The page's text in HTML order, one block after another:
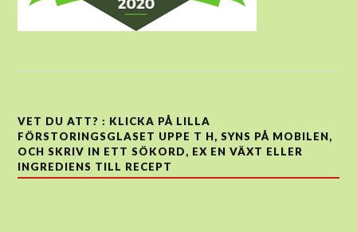
VET DU ATT? : KLICKA PÅ LILLA
FÖRSTORINGSGLASET UPPE T H, SYNS PÅ MOBILEN,
OCH SKRIV IN ETT SÖKORD, EX EN VÄXT ELLER
INGREDIENS TILL RECEPT